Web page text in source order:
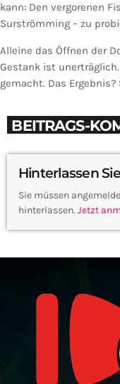
kann: Den vergorenen
Surströmming – zu
Alleine das Öffnen der
Gestank ist
gemacht. Das
BEITRAGS-
Hinterlassen
Sie müssen
hinterlassen. Jetzt